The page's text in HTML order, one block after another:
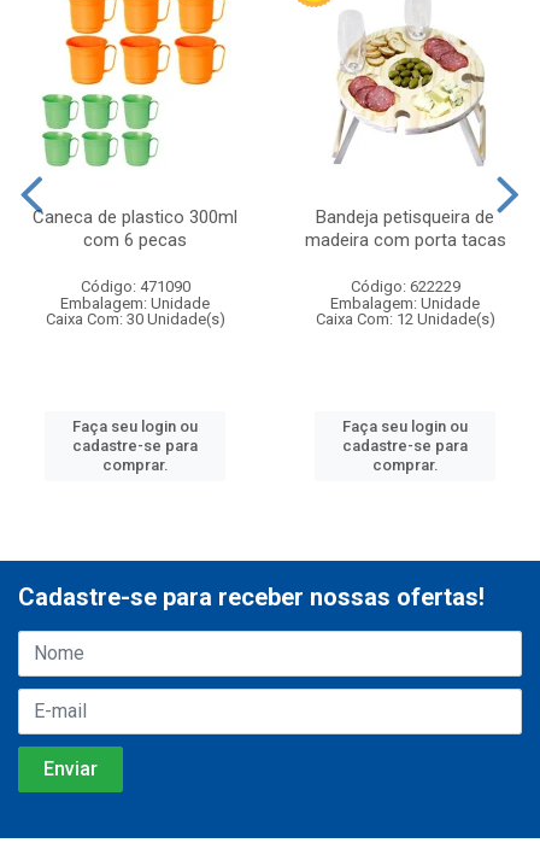
Caneca de plastico 300ml
com 6 pecas
Código: 471090
Embalagem: Unidade
Caixa Com: 30 Unidade(s)
Faça seu login ou
cadastre-se para
comprar.
Bandeja petisqueira de
madeira com porta tacas
Código: 622229
Embalagem: Unidade
Caixa Com: 12 Unidade(s)
Faça seu login ou
cadastre-se para
comprar.
Cadastre-se para receber nossas ofertas!